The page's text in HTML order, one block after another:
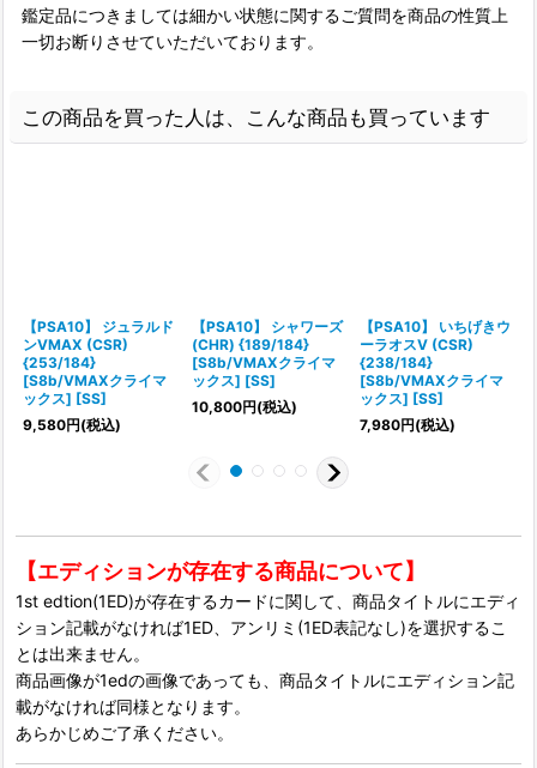
鑑定品につきましては細かい状態に関するご質問を商品の性質上
一切お断りさせていただいております。
この商品を買った人は、こんな商品も買っています
【PSA10】 ジュラルド
ンVMAX (CSR)
{253/184}
[S8b/VMAXクライマ
ックス] [SS]
9,580円(税込)
【PSA10】 シャワーズ
(CHR) {189/184}
[S8b/VMAXクライマ
ックス] [SS]
10,800円(税込)
【PSA10】 いちげきウ
ーラオスV (CSR)
{238/184}
[S8b/VMAXクライマ
ックス] [SS]
7,980円(税込)
【エディションが存在する商品について】
1st edtion(1ED)が存在するカードに関して、商品タイトルにエディ
ション記載がなければ1ED、アンリミ(1ED表記なし)を選択するこ
とは出来ません。
商品画像が1edの画像であっても、商品タイトルにエディション記
載がなければ同様となります。
あらかじめご了承ください。